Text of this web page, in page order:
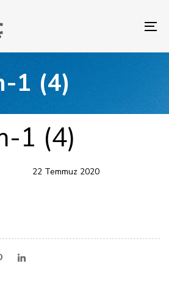
1 (4)
1 (4)
22 Temmuz 2020